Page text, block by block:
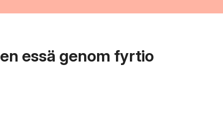
essä genom fyrtio